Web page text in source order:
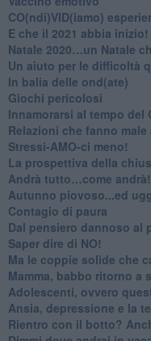
CO(ndi)VID(iamo)
​E che il 2021 abbia inizio!
​Natale 2020…un Natale
Un aiuto per le difficoltà
​In balia delle ond(ate)
Giochi pericolosi
Innamorarsi al tempo del
​Relazioni che fanno male
​Stressi-AMO-ci meno!
​La prospettiva della
​Andrà tutto…come andrà!
Autunno piovoso...ed
​Contagio di paura
​Dal pensiero dannoso al
​Saper dire di NO!
​Ma le coppie solide che
​Mamma, babbo ritorno a
Adolescenti, ovvero
Ansia, depressione e la
​Rientro con il botto?